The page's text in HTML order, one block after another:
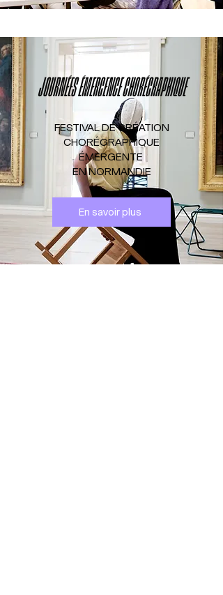
JOURNÉES ÉMERGENCE CHORÉGRAPHIQUE
FESTIVAL DE CRÉATION
CHORÉGRAPHIQUE
ÉMERGENTE
EN NORMANDIE
En savoir plus